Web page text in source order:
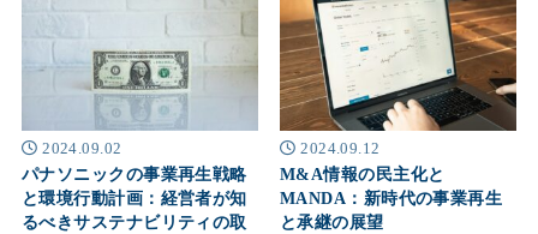
2024.09.02
パナソニックの事業再生戦略
と環境行動計画：経営者が知
るべきサステナビリティの取
2024.09.12
M&A情報の民主化と
MANDA：新時代の事業再生
と承継の展望